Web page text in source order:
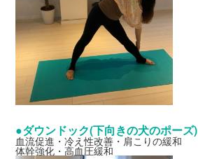
●ダウンドック(下向きの犬のポーズ)
血流促進・冷え性改善・肩こりの緩和
体幹強化・高血圧緩和